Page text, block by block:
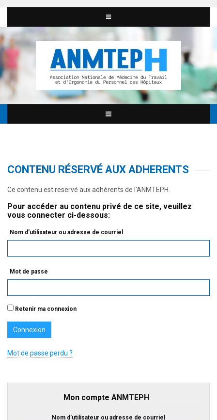
CONTENU RÉSERVÉ AUX ADHERENTS
Ce contenu est reservé aux adhérents de l'ANMTEPH.
Pour accéder au contenu privé de ce site, veuillez
vous connecter ci-dessous:
Nom d'utilisateur ou adresse de courriel
Mot de passe
Retenir ma connexion
Mot de passe perdu ?
Mon compte ANMTEPH
Nom d'utilisateur ou adresse de courriel